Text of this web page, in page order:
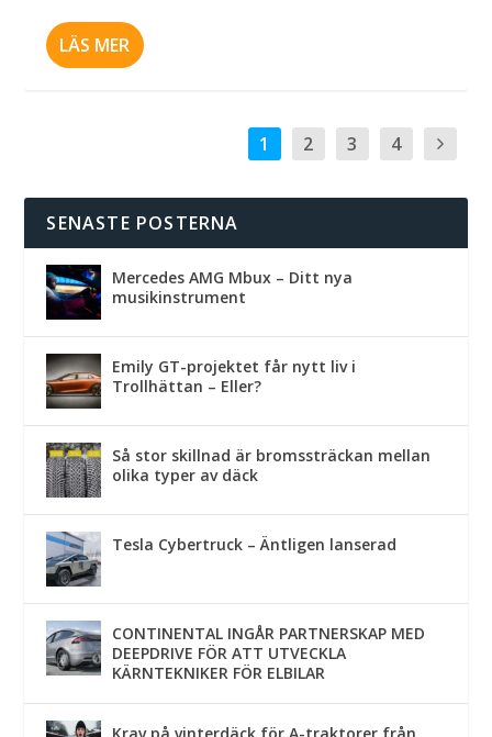
LÄS MER
1 2 3 4
SENASTE POSTERNA
Mercedes AMG Mbux – Ditt nya
musikinstrument
Emily GT-projektet får nytt liv i
Trollhättan – Eller?
Så stor skillnad är bromssträckan mellan
olika typer av däck
Tesla Cybertruck – Äntligen lanserad
CONTINENTAL INGÅR PARTNERSKAP MED
DEEPDRIVE FÖR ATT UTVECKLA
KÄRNTEKNIKER FÖR ELBILAR
Krav på vinterdäck för A-traktorer från